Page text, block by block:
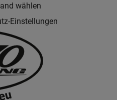
wählen
Einstellungen